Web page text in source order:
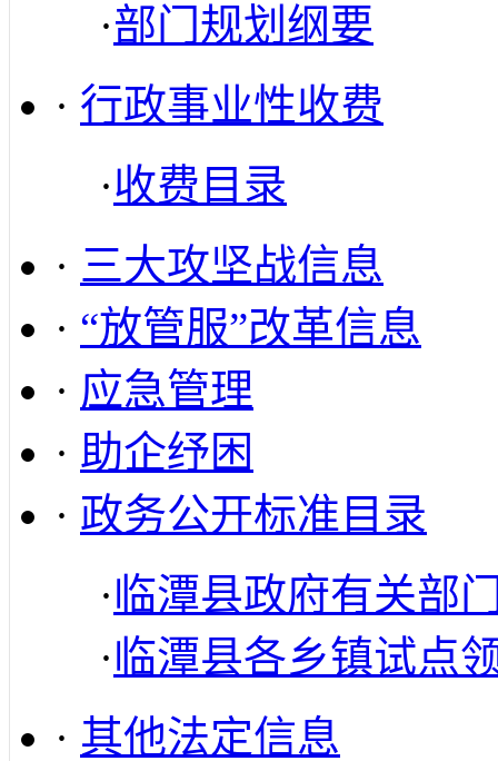
·部门规划纲要
· 行政事业性收费
·收费目录
· 三大攻坚战信息
· “放管服”改革信息
· 应急管理
· 助企纾困
· 政务公开标准目录
·临潭县政府有关部
·临潭县各乡镇试点
· 其他法定信息